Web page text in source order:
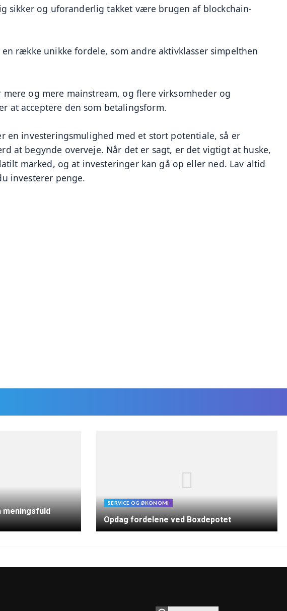
sikker og uforanderlig takket være brugen af blockchain-
række unikke fordele, som andre aktivklasser simpelthen
mere og mere mainstream, og flere virksomheder og
at acceptere den som betalingsform.
en investeringsmulighed med et stort potentiale, så er
at begynde overveje. Når det er sagt, er det vigtigt at huske,
marked, og at investeringer kan gå op eller ned. Lav altid
investerer penge.
meningsfuld
SERVICE OG ØKONOMI
Opdag fordelene ved Boxdepotet